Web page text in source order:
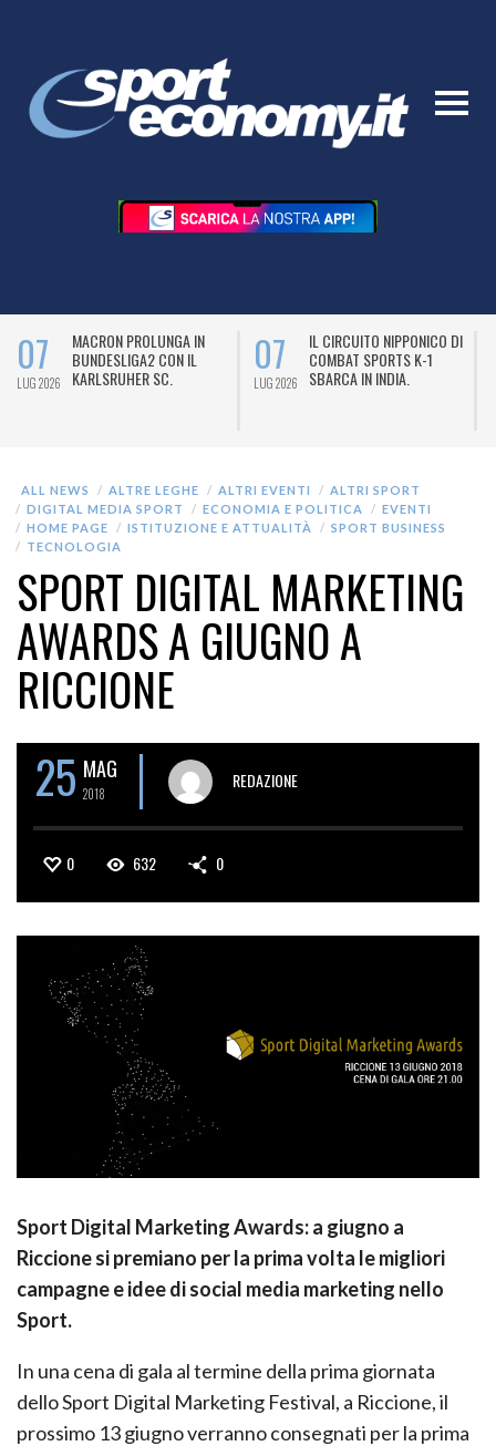
07
LUG 2026
MACRON PROLUNGA IN
BUNDESLIGA2 CON IL
KARLSRUHER SC.
07
LUG 2026
IL CIRCUITO NIPPONICO DI
COMBAT SPORTS K-1
SBARCA IN INDIA.
ALL NEWS ALTRE LEGHE ALTRI EVENTI
ALTRI SPORT
DIGITAL MEDIA SPORT
ECONOMIA E POLITICA
EVENTI
HOME PAGE
ISTITUZIONE E ATTUALITÀ
SPORT BUSINESS
TECNOLOGIA
SPORT DIGITAL MARKETING
AWARDS A GIUGNO A
RICCIONE
25 MAG
2018
REDAZIONE
0 632 0
Sport Digital Marketing Awards: a giugno a
Riccione si premiano per la prima volta le migliori
campagne e idee di social media marketing nello
Sport.
In una cena di gala al termine della prima giornata
dello Sport Digital Marketing Festival, a Riccione, il
prossimo 13 giugno verranno consegnati per la prima